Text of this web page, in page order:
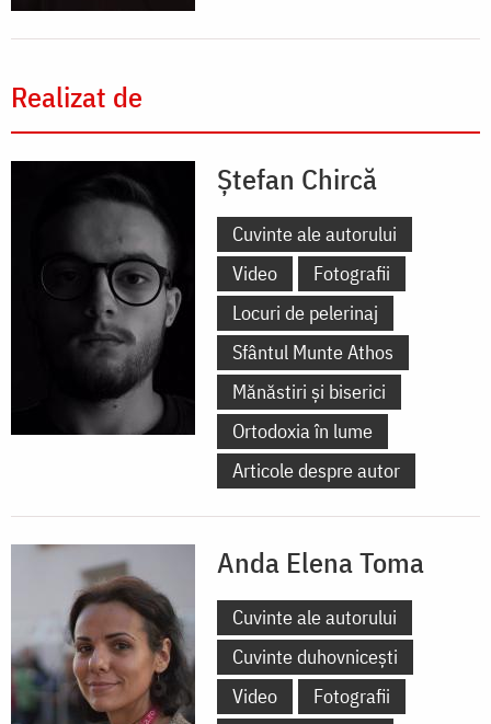
Realizat de
Ștefan Chircă
Cuvinte ale autorului
Video
Fotografii
Locuri de pelerinaj
Sfântul Munte Athos
Mănăstiri și biserici
Ortodoxia în lume
Articole despre autor
Anda Elena Toma
Cuvinte ale autorului
Cuvinte duhovnicești
Video
Fotografii